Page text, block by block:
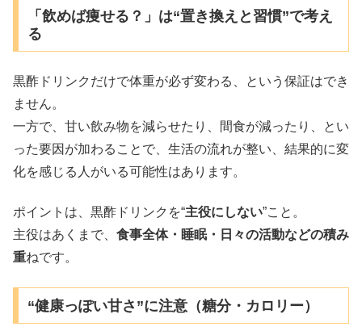
「飲めば痩せる？」は“置き換えと習慣”で考え
る
黒酢ドリンクだけで体重が必ず変わる、という保証はでき
ません。
一方で、甘い飲み物を減らせたり、間食が減ったり、とい
った要因が加わることで、生活の流れが整い、結果的に変
化を感じる人がいる可能性はあります。
ポイントは、黒酢ドリンクを“主役にしない”こと。
主役はあくまで、 食事全体・睡眠・日々の活動などの積み
重ねです。
“健康っぽい甘さ”に注意（糖分・カロリー）